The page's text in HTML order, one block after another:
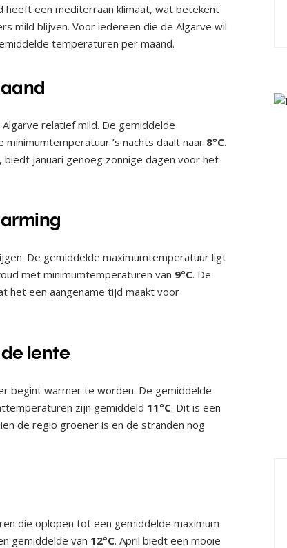
heeft een mediterraan klimaat, wat betekent
mild blijven. Voor iedereen die de Algarve wil
temperaturen per maand.
relatief mild. De gemiddelde
minimumtemperatuur ’s nachts daalt naar 8°C.
januari genoeg zonnige dagen voor het
De gemiddelde maximumtemperatuur ligt
met minimumtemperaturen van 9°C. De
het een aangename tijd maakt voor
lente
begint warmer te worden. De gemiddelde
zijn gemiddeld 11°C. Dit is een
de regio groener is en de stranden nog
die oplopen tot een gemiddelde maximum
gemiddelde van 12°C. April biedt een mooie